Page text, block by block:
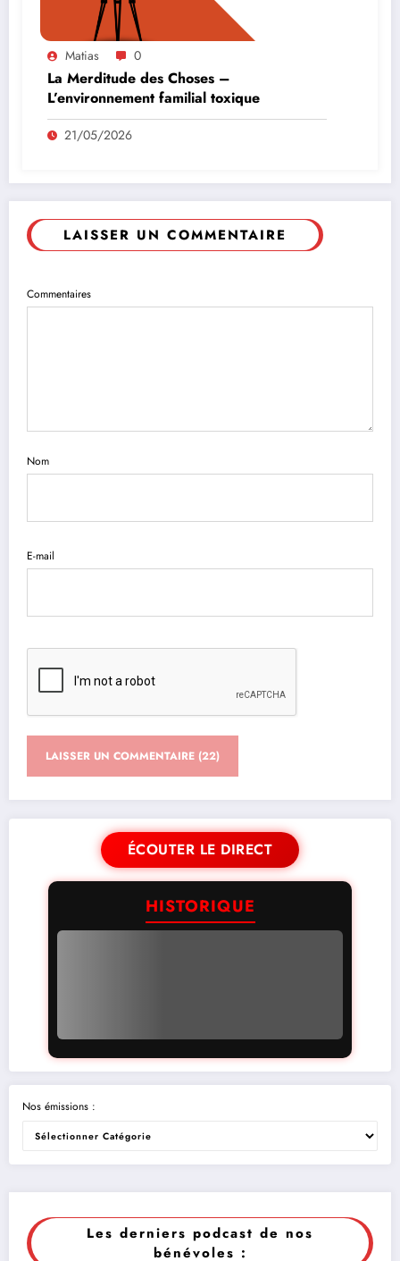
Matias 0
La Merditude des Choses –
L’environnement familial toxique
21/05/2026
LAISSER UN COMMENTAIRE
Commentaires
Nom
E-mail
ÉCOUTER LE DIRECT
HISTORIQUE
Nos émissions :
Les derniers podcast de nos
bénévoles :